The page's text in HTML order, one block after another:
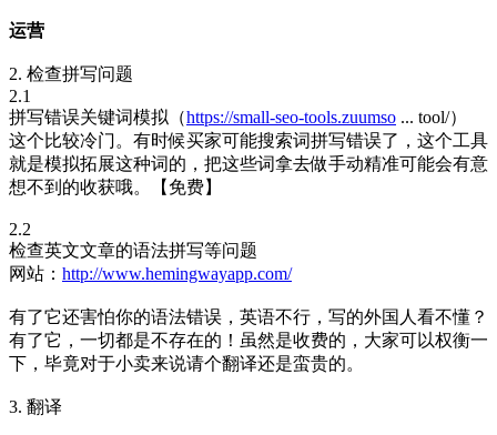
运营
2. 检查拼写问题
2.1
拼写错误关键词模拟（https://small-seo-tools.zuumso ... tool/）
这个比较冷门。有时候买家可能搜索词拼写错误了，这个工具
就是模拟拓展这种词的，把这些词拿去做手动精准可能会有意
想不到的收获哦。【免费】
2.2
检查英文文章的语法拼写等问题
网站： http://www.hemingwayapp.com/
有了它还害怕你的语法错误，英语不行，写的外国人看不懂？
有了它，一切都是不存在的！虽然是收费的，大家可以权衡一
下，毕竟对于小卖来说请个翻译还是蛮贵的。
3. 翻译